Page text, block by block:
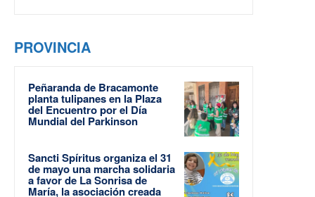
PROVINCIA
Peñaranda de Bracamonte
planta tulipanes en la Plaza
del Encuentro por el Día
Mundial del Parkinson
Sancti Spíritus organiza el 31
de mayo una marcha solidaria
a favor de La Sonrisa de
María, la asociación creada